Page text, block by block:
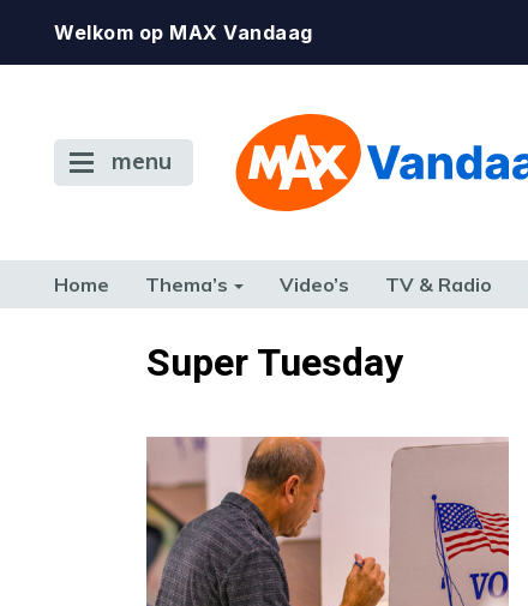
Welkom op MAX Vandaag
menu
Home Thema’s Video’s TV & Radio
TERUG NAAR TOENSuper Tuesday